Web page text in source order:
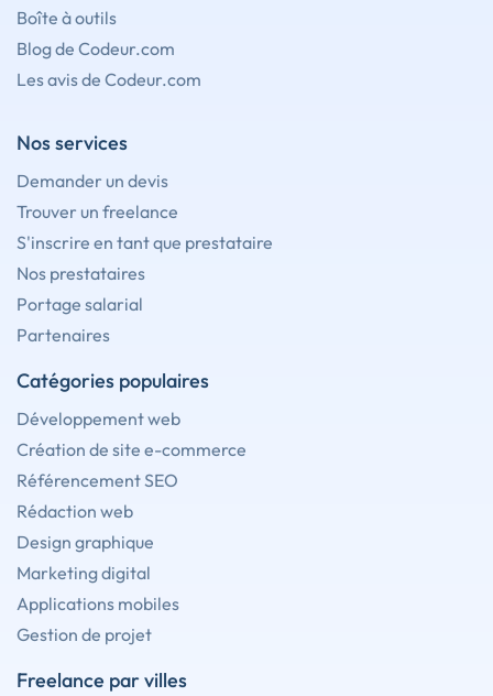
Boîte à outils
Blog de Codeur.com
Les avis de Codeur.com
Nos services
Demander un devis
Trouver un freelance
S'inscrire en tant que prestataire
Nos prestataires
Portage salarial
Partenaires
Catégories populaires
Développement web
Création de site e-commerce
Référencement SEO
Rédaction web
Design graphique
Marketing digital
Applications mobiles
Gestion de projet
Freelance par villes